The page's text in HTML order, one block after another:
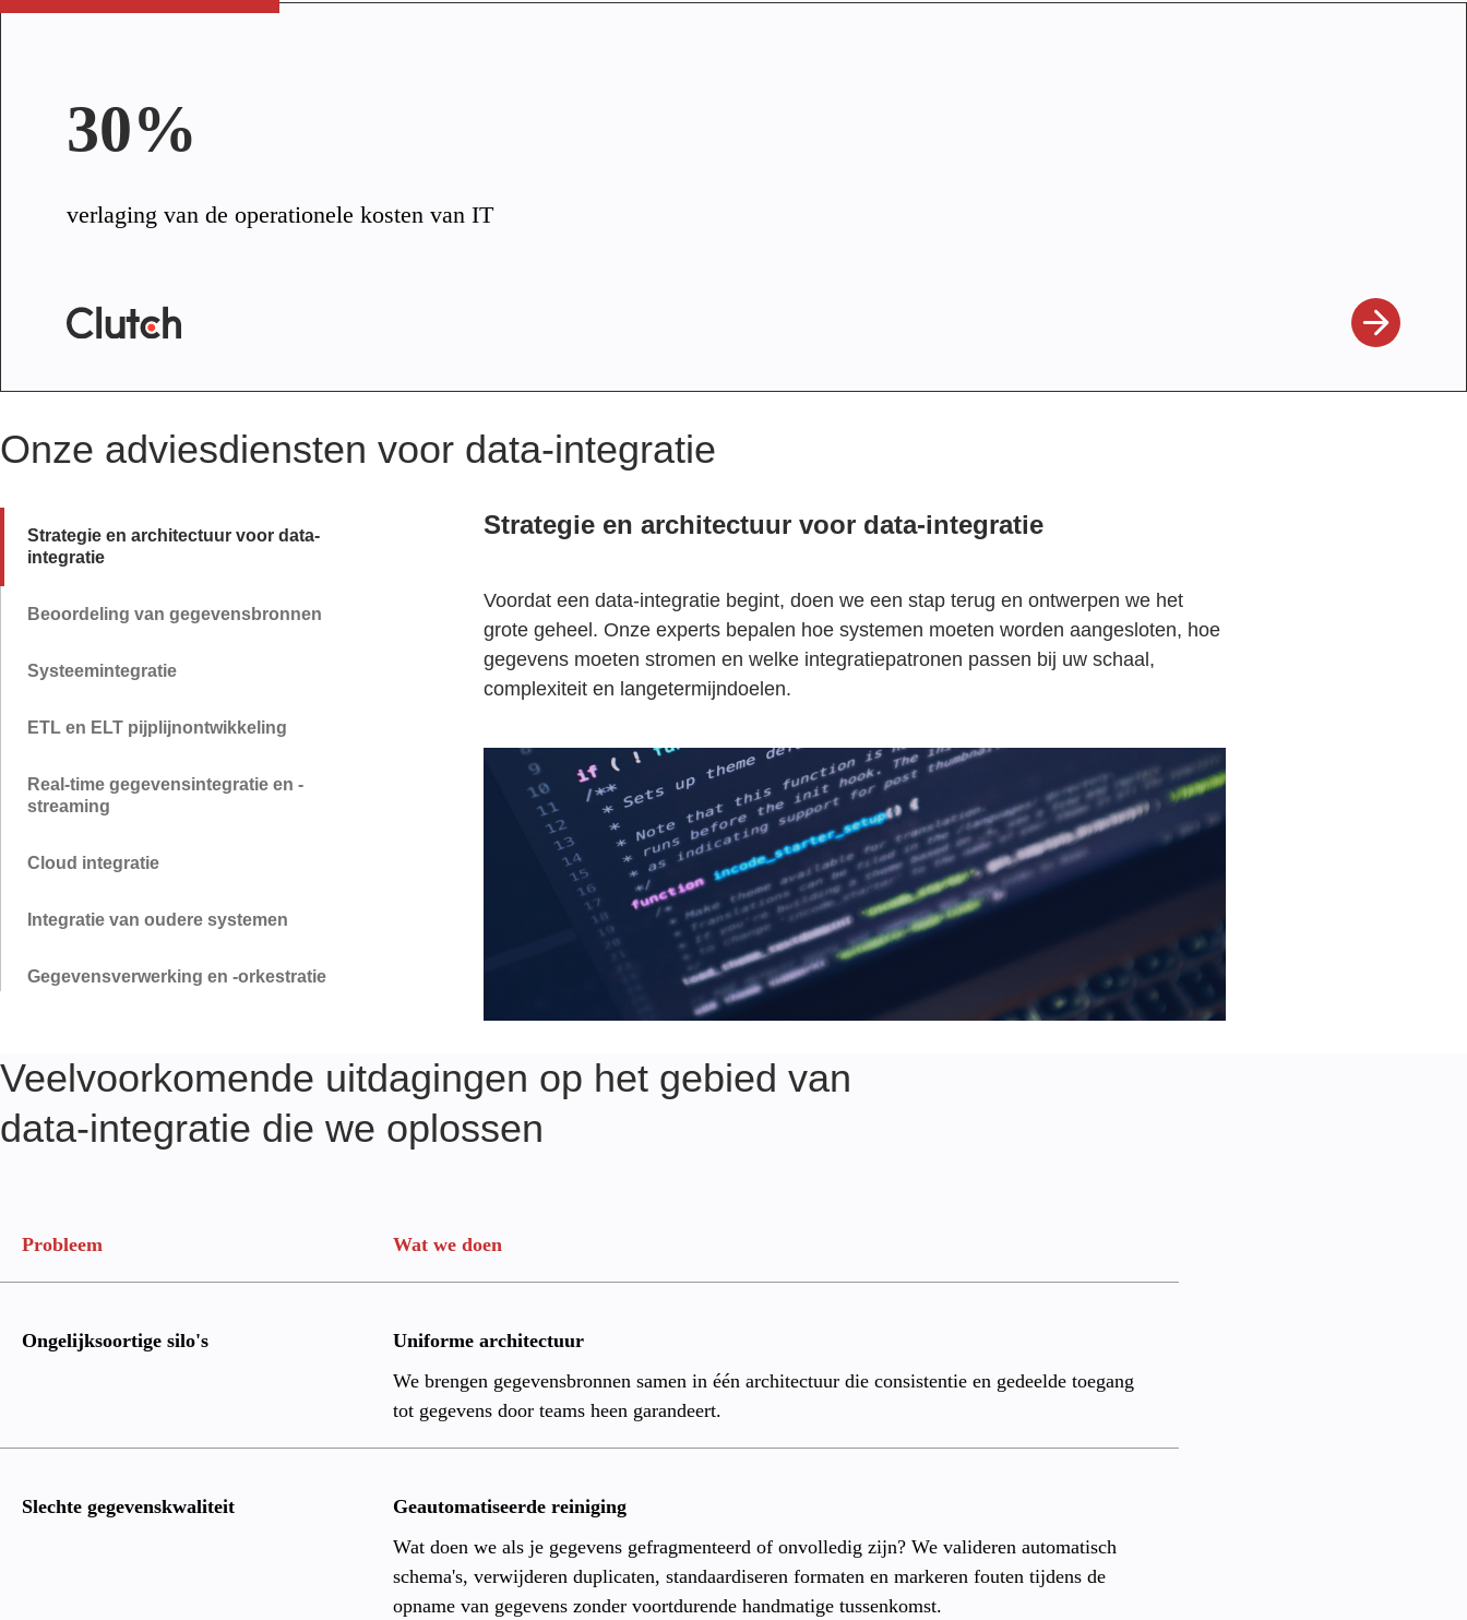
30%
verlaging van de operationele kosten van IT
Onze adviesdiensten voor data-integratie
Strategie en architectuur voor data-
integratie
Beoordeling van gegevensbronnen
Systeemintegratie
ETL en ELT pijplijnontwikkeling
Real-time gegevensintegratie en -
streaming
Cloud integratie
Integratie van oudere systemen
Gegevensverwerking en -orkestratie
Veiligheid & compliance
Monitoring en optimalisatie
Strategie en architectuur voor data-integratie
Voordat een data-integratie begint, doen we een stap terug en ontwerpen we het
grote geheel. Onze experts bepalen hoe systemen moeten worden aangesloten, hoe
gegevens moeten stromen en welke integratiepatronen passen bij uw schaal,
complexiteit en langetermijndoelen.
Veelvoorkomende uitdagingen op het gebied van
data-integratie die we oplossen
Probleem Wat we doen
Ongelijksoortige silo's
Uniforme architectuur
We brengen gegevensbronnen samen in één architectuur die consistentie en gedeelde toegang
tot gegevens door teams heen garandeert.
Slechte gegevenskwaliteit
Geautomatiseerde reiniging
Wat doen we als je gegevens gefragmenteerd of onvolledig zijn? We valideren automatisch
schema's, verwijderen duplicaten, standaardiseren formaten en markeren fouten tijdens de
opname van gegevens zonder voortdurende handmatige tussenkomst.